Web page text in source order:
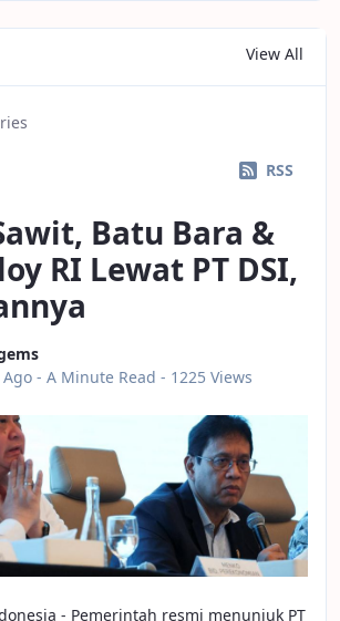
View All
RSS
Batu Bara &
RI Lewat PT DSI,
Date
- A Minute Read - 1225 Views
- Pemerintah resmi menunjuk PT